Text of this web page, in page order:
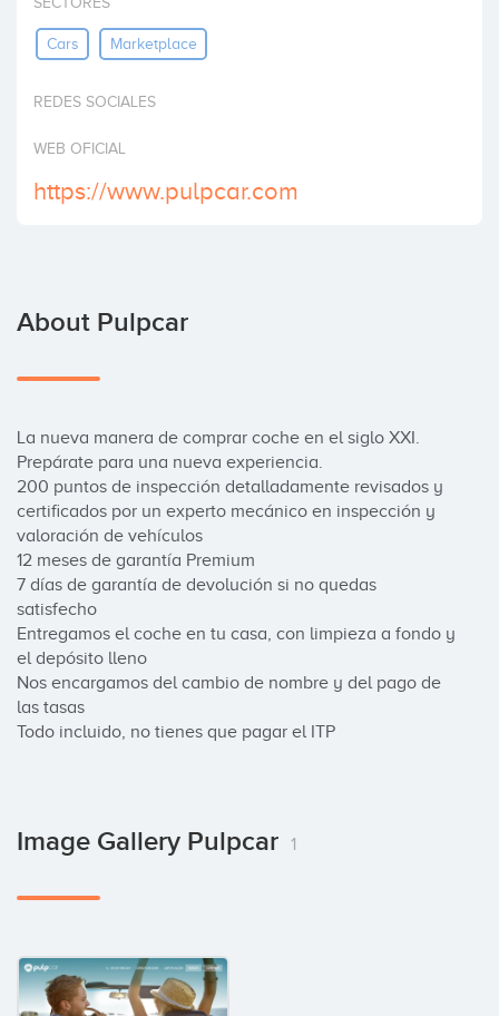
Cars Marketplace
REDES SOCIALES
WEB OFICIAL
https://www.pulpcar.com
About Pulpcar
La nueva manera de comprar coche en el siglo XXI.
Prepárate para una nueva experiencia.
200 puntos de inspección detalladamente revisados y
certificados por un experto mecánico en inspección y
valoración de vehículos
12 meses de garantía Premium
7 días de garantía de devolución si no quedas
satisfecho
Entregamos el coche en tu casa, con limpieza a fondo y
el depósito lleno
Nos encargamos del cambio de nombre y del pago de
las tasas
Todo incluido, no tienes que pagar el ITP
Image Gallery Pulpcar 1